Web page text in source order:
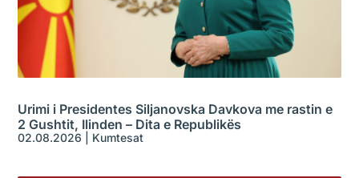
Urimi i Presidentes Siljanovska Davkova me rastin e
2 Gushtit, Ilinden – Dita e Republikës
02.08.2026 Kumtesat